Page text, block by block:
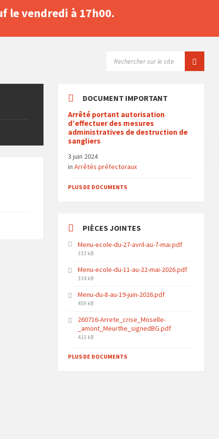
le vendredi à 17h00.
DOCUMENT IMPORTANT
Arrêté portant autorisation
d’effectuer des mesures
administratives de destruction de
sangliers
3 juin 2024
inArrêtés préfectoraux
PLUS DE DOCUMENTS
PIÈCES JOINTES
Menu-ecole-du-27-avril-au-7-mai.pdf
File
333 kB
Menu-ecole-du-11-au-22-mai-2026.pdf
File
334 kB
Menu-du-8-au-19-juin-2026.pdf
File
459 kB
260716-Arrete_crise_Moselle-
_amont_Meurthe_signedBG.pdf
File
415 kB
PLUS DE DOCUMENTS